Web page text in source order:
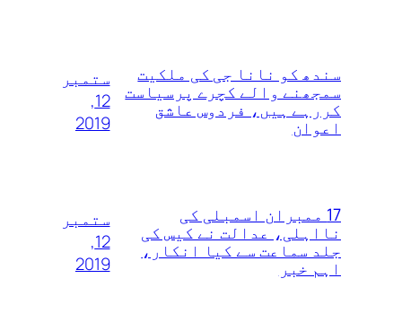
سندھ کو نانا جی کی ملکیت
سمجھنے والے کچرے پرسیاست
کررہے ہیں، فردوس عاشق
اعوان
ستمبر
12,
2019
17 ممبران اسمبلی کی
نااہلی، عدالت نے کیس کی
جلد سماعت سے کیا انکار،
اہم خبر
ستمبر
12,
2019